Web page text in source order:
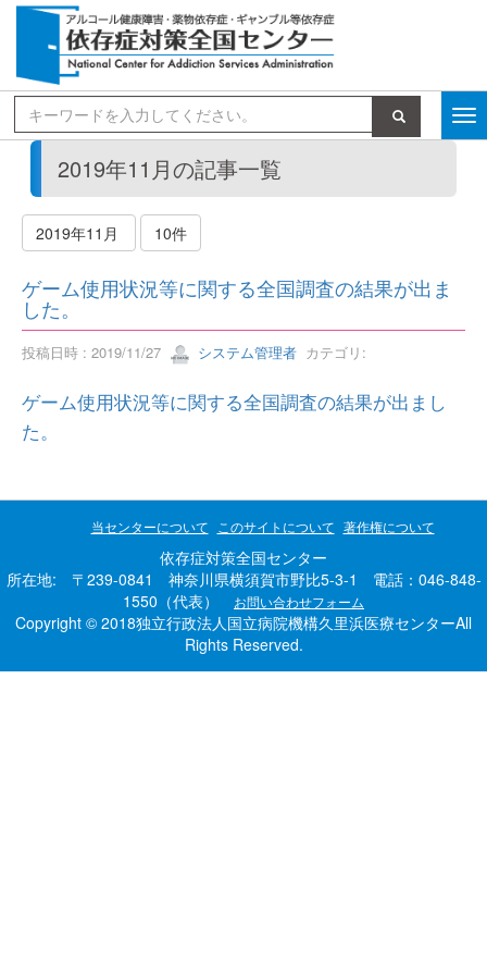
検索
2019年11月の記事一覧
2019年11月 10件
ゲーム使用状況等に関する全国調査の結果が出ま
した。
投稿日時 : 2019/11/27 システム管理者 カテゴリ:
ゲーム使用状況等に関する全国調査の結果が出まし
た。
当センターについて このサイトについて 著作権について
依存症対策全国センター
所在地: 〒239-0841 神奈川県横須賀市野比5-3-1 電話：046-848-
1550（代表）
お問い合わせフォーム
Copyright © 2018独立行政法人国立病院機構久里浜医療センターAll
Rights Reserved.